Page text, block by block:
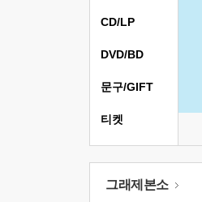
CD/LP
DVD/BD
문구/GIFT
티켓
그래제본소